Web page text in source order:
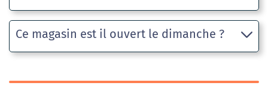
Ce magasin est il ouvert le dimanche ?